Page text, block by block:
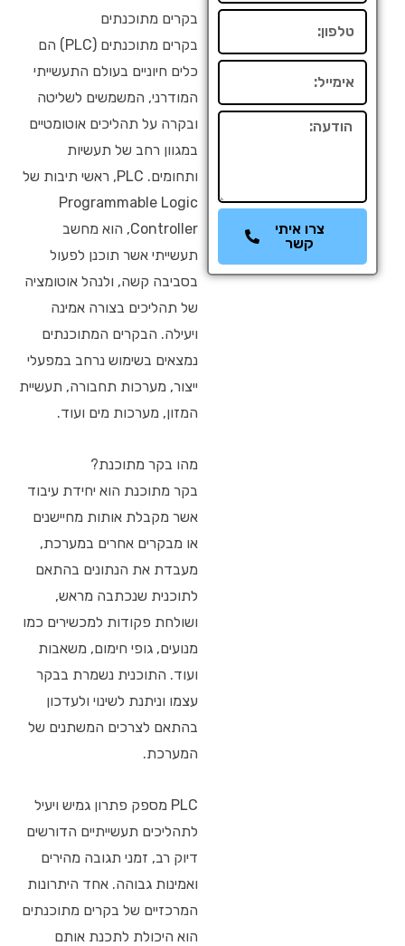
בקרים מתוכנתים
בקרים מתוכנתים (PLC) הם
כלים חיוניים בעולם התעשייתי
המודרני, המשמשים לשליטה
ובקרה על תהליכים אוטומטיים
במגוון רחב של תעשיות
ותחומים. PLC, ראשי תיבות של
Programmable Logic
Controller, הוא מחשב
תעשייתי אשר תוכנן לפעול
בסביבה קשה, ולנהל אוטומציה
של תהליכים בצורה אמינה
ויעילה. הבקרים המתוכנתים
נמצאים בשימוש נרחב במפעלי
ייצור, מערכות תחבורה, תעשיית
המזון, מערכות מים ועוד.
מהו בקר מתוכנת?
בקר מתוכנת הוא יחידת עיבוד
אשר מקבלת אותות מחיישנים
או מבקרים אחרים במערכת,
מעבדת את הנתונים בהתאם
לתוכנית שנכתבה מראש,
ושולחת פקודות למכשירים כמו
מנועים, גופי חימום, משאבות
ועוד. התוכנית נשמרת בבקר
עצמו וניתנת לשינוי ולעדכון
בהתאם לצרכים המשתנים של
המערכת.
PLC מספק פתרון גמיש ויעיל
לתהליכים תעשייתיים הדורשים
דיוק רב, זמני תגובה מהירים
ואמינות גבוהה. אחד היתרונות
המרכזיים של בקרים מתוכנתים
הוא היכולת לתכנת אותם
הודעה
צרו איתי
קשר